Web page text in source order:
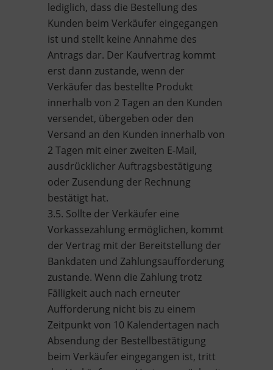
lediglich, dass die Bestellung des
Kunden beim Verkäufer eingegangen
ist und stellt keine Annahme des
Antrags dar. Der Kaufvertrag kommt
erst dann zustande, wenn der
Verkäufer das bestellte Produkt
innerhalb von 2 Tagen an den Kunden
versendet, übergeben oder den
Versand an den Kunden innerhalb von
2 Tagen mit einer zweiten E-Mail,
ausdrücklicher Auftragsbestätigung
oder Zusendung der Rechnung
bestätigt hat.
3.5. Sollte der Verkäufer eine
Vorkassezahlung ermöglichen, kommt
der Vertrag mit der Bereitstellung der
Bankdaten und Zahlungsaufforderung
zustande. Wenn die Zahlung trotz
Fälligkeit auch nach erneuter
Aufforderung nicht bis zu einem
Zeitpunkt von 10 Kalendertagen nach
Absendung der Bestellbestätigung
beim Verkäufer eingegangen ist, tritt